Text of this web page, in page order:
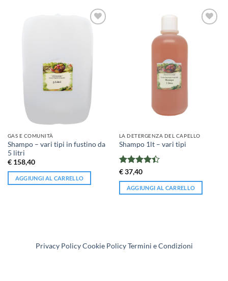
GAS E COMUNITÀ
Shampo – vari tipi in fustino da
5 litri
€158,40
AGGIUNGI AL CARRELLO
LA DETERGENZA DEL CAPELLO
Shampo 1lt – vari tipi
Valutato
4.4su 5
€37,40
AGGIUNGI AL CARRELLO
Privacy Policy Cookie Policy Termini e Condizioni